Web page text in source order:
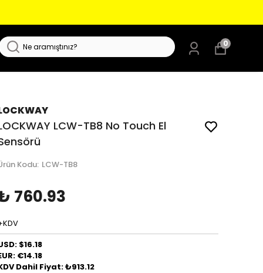
0
LCW-TB8 No Touch El
Kodu: LCW-TB8
760.93
$16.18
€14.18
Dahil Fiyat: ₺913.12